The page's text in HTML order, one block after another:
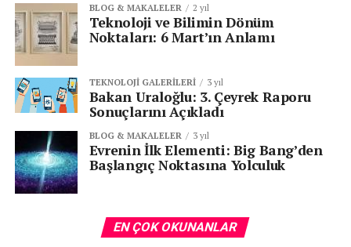
BLOG & MAKALELER 2 yıl
Teknoloji ve Bilimin Dönüm
Noktaları: 6 Mart’ın Anlamı
TEKNOLOJI GALERILERI 3 yıl
Bakan Uraloğlu: 3. Çeyrek Raporu
Sonuçlarını Açıkladı
BLOG & MAKALELER 3 yıl
Evrenin İlk Elementi: Big Bang’den
Başlangıç Noktasına Yolculuk
EN ÇOK OKUNANLAR